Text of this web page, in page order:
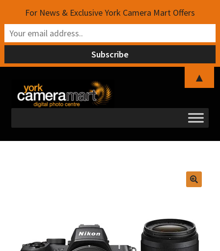
Skip
to
navigation
Skip
to
content
For News & Exclusive York Camera Mart Offers
▲